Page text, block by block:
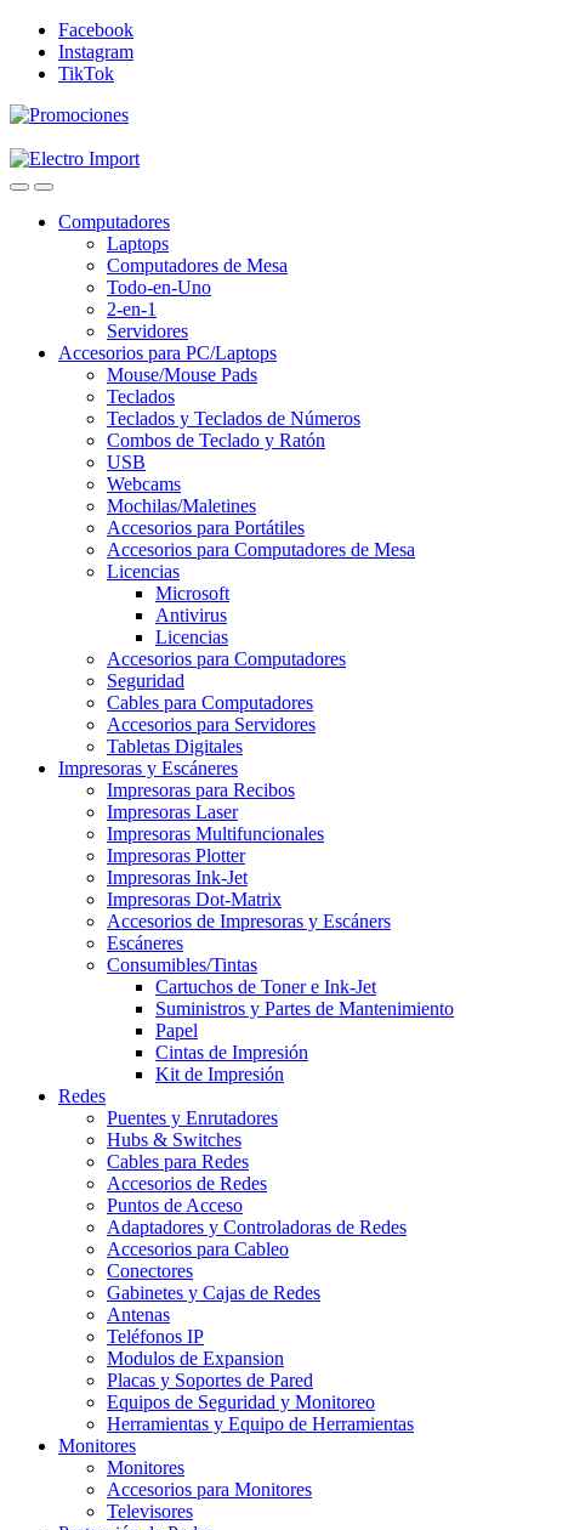
Skip
navigation
Skip
content
Facebook
Instagram
TikTok
Computadores
Laptops
Computadores de Mesa
Todo-en-Uno
2-en-1
Servidores
Accesorios para PC/Laptops
Mouse/Mouse Pads
Teclados
Teclados y Teclados de Números
Combos de Teclado y Ratón
USB
Webcams
Mochilas/Maletines
Accesorios para Portátiles
Accesorios para Computadores de Mesa
Licencias
Microsoft
Antivirus
Licencias
Accesorios para Computadores
Seguridad
Cables para Computadores
Accesorios para Servidores
Tabletas Digitales
Impresoras y Escáneres
Impresoras para Recibos
Impresoras Laser
Impresoras Multifuncionales
Impresoras Plotter
Impresoras Ink-Jet
Impresoras Dot-Matrix
Accesorios de Impresoras y Escáners
Escáneres
Consumibles/Tintas
Cartuchos de Toner e Ink-Jet
Suministros y Partes de Mantenimiento
Papel
Cintas de Impresión
Kit de Impresión
Redes
Puentes y Enrutadores
Hubs & Switches
Cables para Redes
Accesorios de Redes
Puntos de Acceso
Adaptadores y Controladoras de Redes
Accesorios para Cableo
Conectores
Gabinetes y Cajas de Redes
Antenas
Teléfonos IP
Modulos de Expansion
Placas y Soportes de Pared
Equipos de Seguridad y Monitoreo
Herramientas y Equipo de Herramientas
Monitores
Monitores
Accesorios para Monitores
Televisores